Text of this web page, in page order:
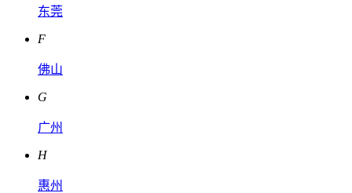
东莞
F
佛山
G
广州
H
惠州